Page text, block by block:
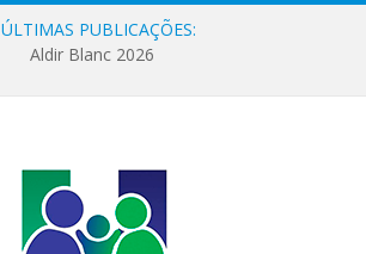
ÚLTIMAS PUBLICAÇÕES:
Aldir Blanc 2026